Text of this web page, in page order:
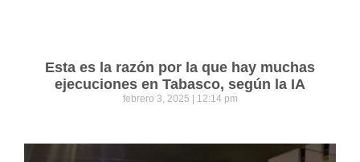
Esta es la razón por la que hay muchas
ejecuciones en Tabasco, según la IA
febrero 3, 2025 12:14 pm